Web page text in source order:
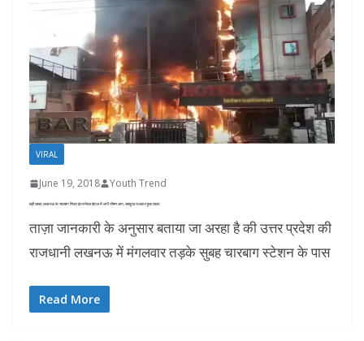
VIRAL
June 19, 2018 Youth Trend
बड़ी खबर: लखनऊ के चारबाग स्थित इंटरनेशल होटल में लगी भीषण आग, सबकुछ जलकर हुआ खाक
ताज़ा जानकारी के अनुसार बताया जा अरहा है की उत्तर प्रदेश की
राजधानी लखनऊ में मंगलवार तड़के सुबह चारबाग स्टेशन के पास
Read More